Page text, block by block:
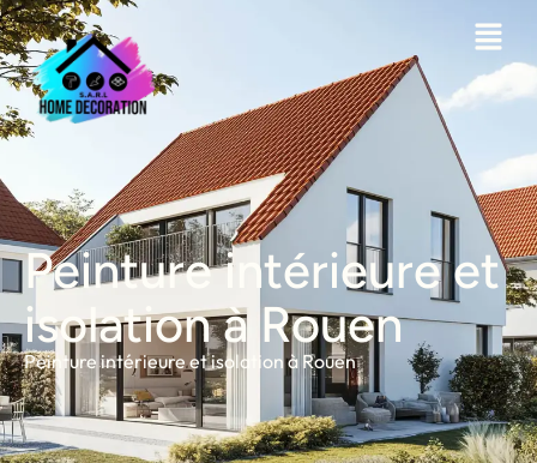
Peinture intérieure et
isolation à Rouen
Peinture intérieure et isolation à Rouen